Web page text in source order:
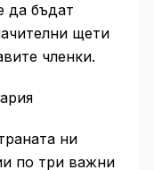
да бъдат
щети
членки.
ни
по три важни